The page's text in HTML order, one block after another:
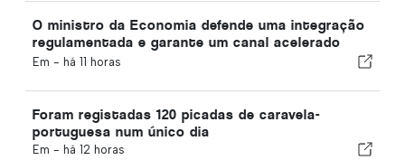
O ministro da Economia defende uma integração
regulamentada e garante um canal acelerado
para os imigrantes
Em - há 11 horas
Foram registadas 120 picadas de caravela-
portuguesa num único dia
Em - há 12 horas